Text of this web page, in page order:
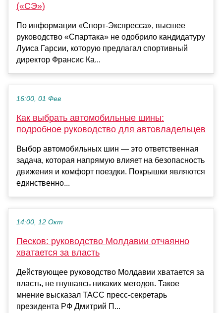
(«СЭ»)
По информации «Спорт-Экспресса», высшее
руководство «Спартака» не одобрило кандидатуру
Луиса Гарсии, которую предлагал спортивный
директор Франсис Ка...
16:00, 01 Фев
Как выбрать автомобильные шины:
подробное руководство для автовладельцев
Выбор автомобильных шин — это ответственная
задача, которая напрямую влияет на безопасность
движения и комфорт поездки. Покрышки являются
единственно...
14:00, 12 Окт
Песков: руководство Молдавии отчаянно
хватается за власть
Действующее руководство Молдавии хватается за
власть, не гнушаясь никаких методов. Такое
мнение высказал ТАСС пресс-секретарь
президента РФ Дмитрий П...